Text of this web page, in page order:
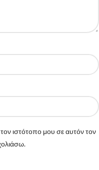
ιστότοπο μου σε αυτόν τον